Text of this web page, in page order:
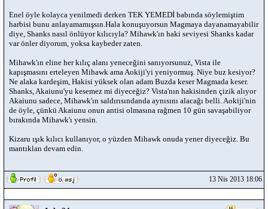
Enel öyle kolayca yenilmedi derken TEK YEMEDİ babında söylemiştim
harbisi bunu anlayamamışsın.Hala konuşuyorsun Magmaya dayanamayabilir
diye, Shanks nasıl önlüyor kılıcıyla? Mihawk'ın haki seviyesi Shanks kadar
var önler diyorum, yoksa kaybeder zaten.
Mihawk'ın eline her kılıç alanı yeneceğini sanıyorsunuz, Vista ile
kapışmasını erteleyen Mihawk ama Aokiji'yi yeniyormuş. Niye buz kesiyor?
Ne alaka kardeşim, Hakisi yüksek olan adam Buzda keser Magmada keser.
Shanks, Akaiunu'yu kesemez mi diyeceğiz? Vista'nın hakisinden çizik alıyor
Akaiunu sadece, Mihawk'ın saldırısındanda aynısını alacağı belli. Aokiji'nin
de öyle, çünkü Akaiunu onun antisi olmasına rağmen 10 gün savaşabiliyor
bırakında Mihawk'ı yensin.
Kizaru ışık kılıcı kullanıyor, o yüzden Mihawk onuda yener diyeceğiz. Bu
mantıklan devam edin.
13 Nis 2013 18:06